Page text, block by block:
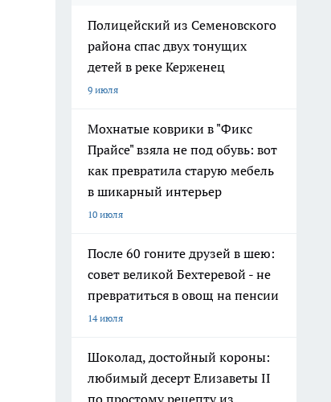
Полицейский из Семеновского
района спас двух тонущих
детей в реке Керженец
9 июля
Мохнатые коврики в "Фикс
Прайсе" взяла не под обувь: вот
как превратила старую мебель
в шикарный интерьер
10 июля
После 60 гоните друзей в шею:
совет великой Бехтеревой - не
превратиться в овощ на пенсии
14 июля
Шоколад, достойный короны:
любимый десерт Елизаветы II
по простому рецепту из